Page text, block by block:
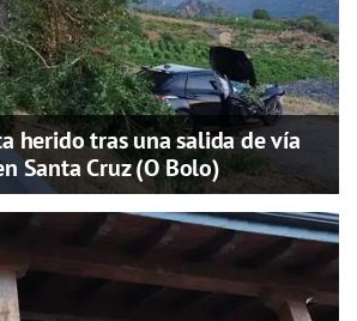
herido tras una salida de vía
Santa Cruz (O Bolo)